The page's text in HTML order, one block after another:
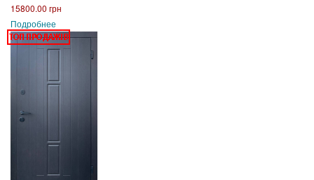
15800.00 грн
Подробнее